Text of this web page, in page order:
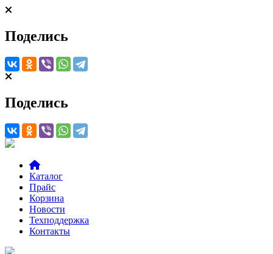
Поделись
Поделись
Каталог
Прайс
Корзина
Новости
Техподдержка
Контакты